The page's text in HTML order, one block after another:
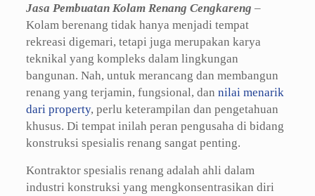
Jasa Pembuatan Kolam Renang Cengkareng –
Kolam berenang tidak hanya menjadi tempat
rekreasi digemari, tetapi juga merupakan karya
teknikal yang kompleks dalam lingkungan
bangunan. Nah, untuk merancang dan membangun
renang yang terjamin, fungsional, dan nilai menarik
dari property, perlu keterampilan dan pengetahuan
khusus. Di tempat inilah peran pengusaha di bidang
konstruksi spesialis renang sangat penting.
Kontraktor spesialis renang adalah ahli dalam
industri konstruksi yang mengkonsentrasikan diri